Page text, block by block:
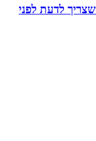
לדעת לפני